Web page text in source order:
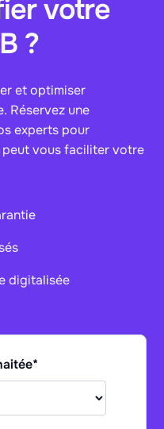
votre
?
et optimiser
Réservez une
experts pour
vous faciliter votre
digitalisée
*